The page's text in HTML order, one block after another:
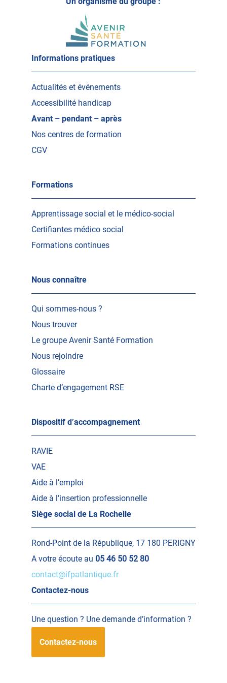
onglet)
Informations pratiques
Actualités et événements
Accessibilité handicap
Avant – pendant – après
Nos centres de formation
CGV
Formations
Apprentissage social et le médico-social
Certifiantes médico social
Formations continues
Nous connaître
Qui sommes-nous ?
Nous trouver
Le groupe Avenir Santé Formation
Nous rejoindre
Glossaire
Charte d’engagement RSE
Dispositif d’accompagnement
RAVIE
VAE
Aide à l’emploi
Aide à l’insertion professionnelle
Siège social de La Rochelle
Rond-Point de la République, 17 180 PERIGNY
A votre écoute au 05 46 50 52 80
contact@ifpatlantique.fr
Contactez-nous
Une question ? Une demande d’information ?
Contactez-nous